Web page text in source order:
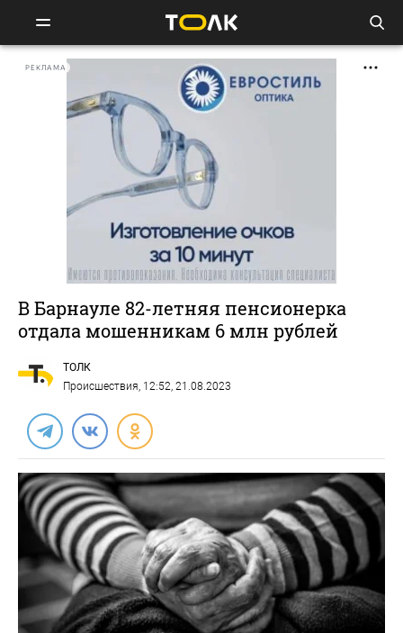
РЕКЛАМА
В Барнауле 82-летняя пенсионерка
отдала мошенникам 6 млн рублей
ТОЛК
Происшествия, 12:52, 21.08.2023